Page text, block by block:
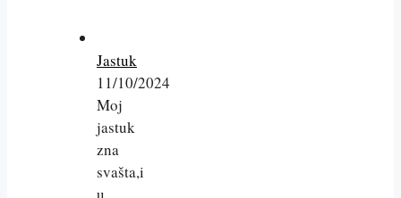
Jastuk
11/10/2024
Moj
jastuk
zna
svašta,i